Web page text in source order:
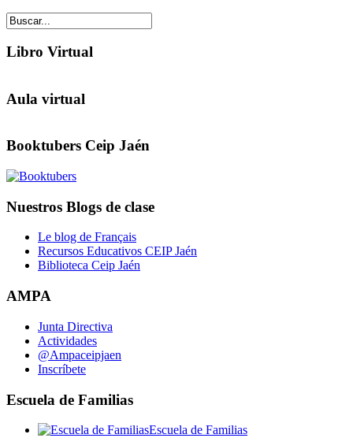
Libro Virtual
Aula virtual
Booktubers Ceip Jaén
Nuestros Blogs de clase
Le blog de Français
Recursos Educativos CEIP Jaén
Biblioteca Ceip Jaén
AMPA
Junta Directiva
Actividades
@Ampaceipjaen
Inscríbete
Escuela de Familias
Escuela de Familias